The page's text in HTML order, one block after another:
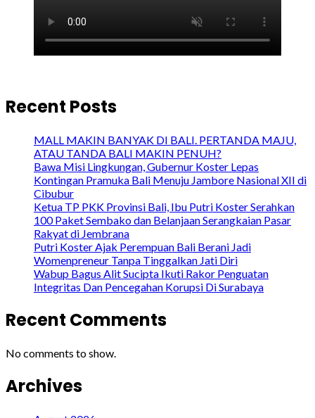
Recent Posts
MALL MAKIN BANYAK DI BALI. PERTANDA MAJU,
ATAU TANDA BALI MAKIN PENUH?
Bawa Misi Lingkungan, Gubernur Koster Lepas
Kontingan Pramuka Bali Menuju Jambore Nasional XII di
Cibubur
Ketua TP PKK Provinsi Bali, Ibu Putri Koster Serahkan
100 Paket Sembako dan Belanjaan Serangkaian Pasar
Rakyat di Jembrana
Putri Koster Ajak Perempuan Bali Berani Jadi
Womenpreneur Tanpa Tinggalkan Jati Diri
Wabup Bagus Alit Sucipta Ikuti Rakor Penguatan
Integritas Dan Pencegahan Korupsi Di Surabaya
Recent Comments
No comments to show.
Archives